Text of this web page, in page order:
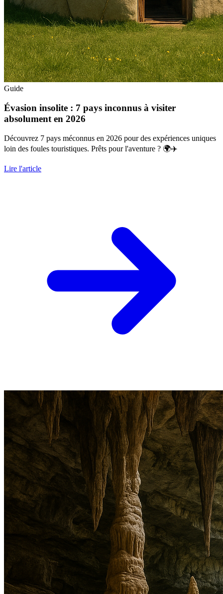
Guide
Évasion insolite : 7 pays inconnus à visiter
absolument en 2026
Découvrez 7 pays méconnus en 2026 pour des expériences uniques
loin des foules touristiques. Prêts pour l'aventure ? 🌍✈️
Lire l'article